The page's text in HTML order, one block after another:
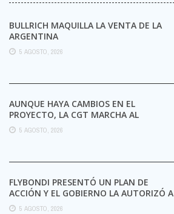
BULLRICH MAQUILLA LA VENTA DE LA
ARGENTINA
5 AGOSTO, 2026
AUNQUE HAYA CAMBIOS EN EL
PROYECTO, LA CGT MARCHA AL
CONGRESO CONTRA LA LEY DE ...
5 AGOSTO, 2026
FLYBONDI PRESENTÓ UN PLAN DE
ACCIÓN Y EL GOBIERNO LA AUTORIZÓ A
SEGUIR OPERANDO
5 AGOSTO, 2026